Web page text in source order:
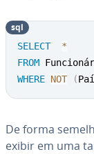
SELECT
*
FROM
WHERE NOT (
sql
De forma
exibir em uma